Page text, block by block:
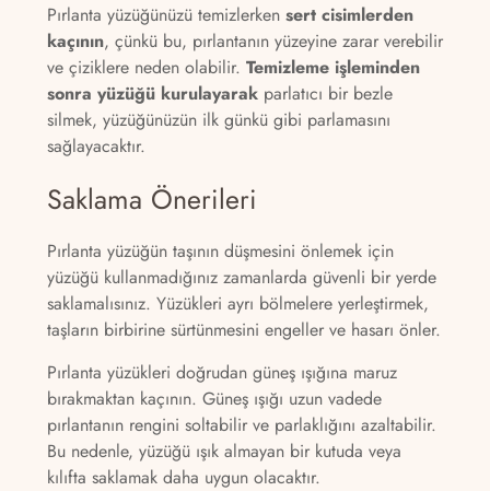
Pırlanta yüzüğünüzü temizlerken sert cisimlerden
kaçının, çünkü bu, pırlantanın yüzeyine zarar verebilir
ve çiziklere neden olabilir. Temizleme işleminden
sonra yüzüğü kurulayarak parlatıcı bir bezle
silmek, yüzüğünüzün ilk günkü gibi parlamasını
sağlayacaktır.
Saklama Önerileri
Pırlanta yüzüğün taşının düşmesini önlemek için
yüzüğü kullanmadığınız zamanlarda güvenli bir yerde
saklamalısınız. Yüzükleri ayrı bölmelere yerleştirmek,
taşların birbirine sürtünmesini engeller ve hasarı önler.
Pırlanta yüzükleri doğrudan güneş ışığına maruz
bırakmaktan kaçının. Güneş ışığı uzun vadede
pırlantanın rengini soltabilir ve parlaklığını azaltabilir.
Bu nedenle, yüzüğü ışık almayan bir kutuda veya
kılıfta saklamak daha uygun olacaktır.